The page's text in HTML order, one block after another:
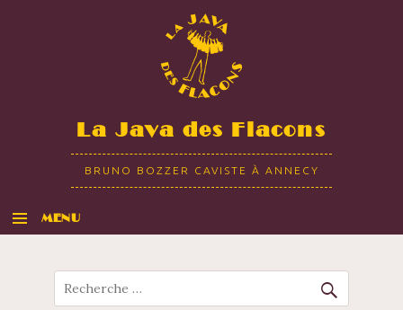
La Java des Flacons
BRUNO BOZZER CAVISTE À ANNECY
MENU
Recherche